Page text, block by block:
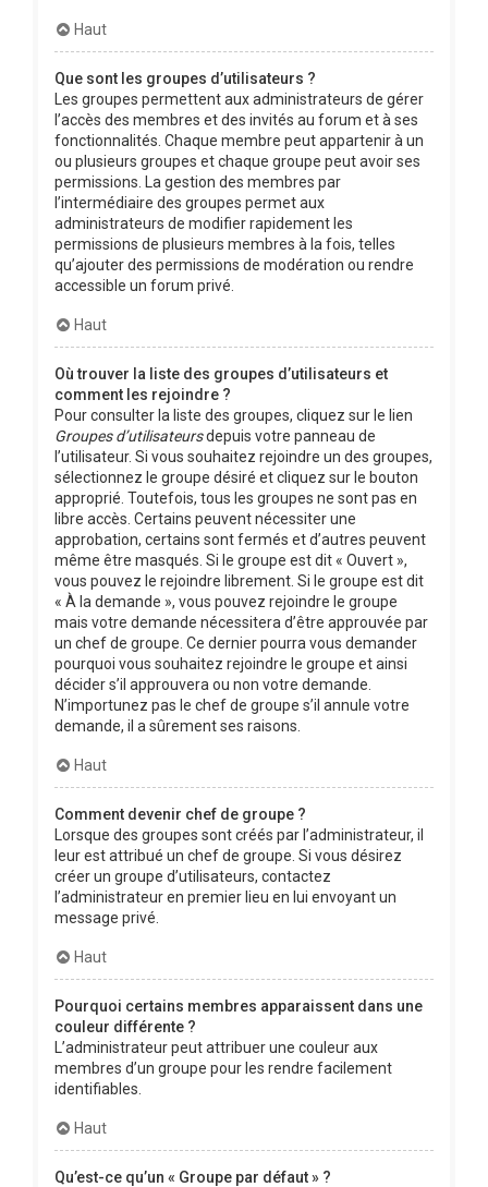
Haut
Que sont les groupes d’utilisateurs ?
Les groupes permettent aux administrateurs de gérer
l’accès des membres et des invités au forum et à ses
fonctionnalités. Chaque membre peut appartenir à un
ou plusieurs groupes et chaque groupe peut avoir ses
permissions. La gestion des membres par
l’intermédiaire des groupes permet aux
administrateurs de modifier rapidement les
permissions de plusieurs membres à la fois, telles
qu’ajouter des permissions de modération ou rendre
accessible un forum privé.
Haut
Où trouver la liste des groupes d’utilisateurs et
comment les rejoindre ?
Pour consulter la liste des groupes, cliquez sur le lien
Groupes d’utilisateursdepuis votre panneau de
l’utilisateur. Si vous souhaitez rejoindre un des groupes,
sélectionnez le groupe désiré et cliquez sur le bouton
approprié. Toutefois, tous les groupes ne sont pas en
libre accès. Certains peuvent nécessiter une
approbation, certains sont fermés et d’autres peuvent
même être masqués. Si le groupe est dit « Ouvert »,
vous pouvez le rejoindre librement. Si le groupe est dit
« À la demande », vous pouvez rejoindre le groupe
mais votre demande nécessitera d’être approuvée par
un chef de groupe. Ce dernier pourra vous demander
pourquoi vous souhaitez rejoindre le groupe et ainsi
décider s’il approuvera ou non votre demande.
N’importunez pas le chef de groupe s’il annule votre
demande, il a sûrement ses raisons.
Haut
Comment devenir chef de groupe ?
Lorsque des groupes sont créés par l’administrateur, il
leur est attribué un chef de groupe. Si vous désirez
créer un groupe d’utilisateurs, contactez
l’administrateur en premier lieu en lui envoyant un
message privé.
Haut
Pourquoi certains membres apparaissent dans une
couleur différente ?
L’administrateur peut attribuer une couleur aux
membres d’un groupe pour les rendre facilement
identifiables.
Haut
Qu’est-ce qu’un « Groupe par défaut » ?